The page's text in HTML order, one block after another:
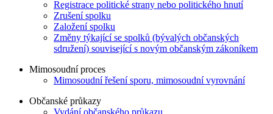
Registrace politické strany nebo politického hnutí
Zrušení spolku
Založení spolku
Změny týkající se spolků (bývalých občanských
sdružení) související s novým občanským zákoníkem
Mimosoudní proces
Mimosoudní řešení sporu, mimosoudní vyrovnání
Občanské průkazy
Vydání občanského průkazu